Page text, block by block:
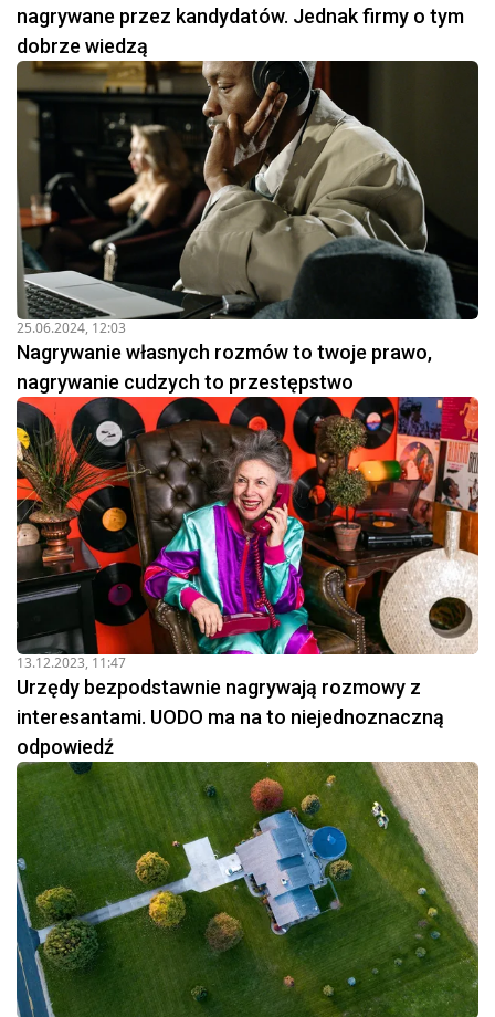
nagrywane przez kandydatów. Jednak firmy o tym
dobrze wiedzą
25.06.2024, 12:03
Nagrywanie własnych rozmów to twoje prawo,
nagrywanie cudzych to przestępstwo
13.12.2023, 11:47
Urzędy bezpodstawnie nagrywają rozmowy z
interesantami. UODO ma na to niejednoznaczną
odpowiedź